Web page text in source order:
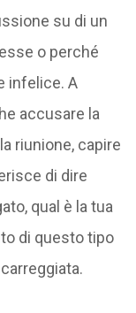
su di un
o perché
infelice. A
accusare la
riunione, capire
di dire
qual è la tua
di questo tipo